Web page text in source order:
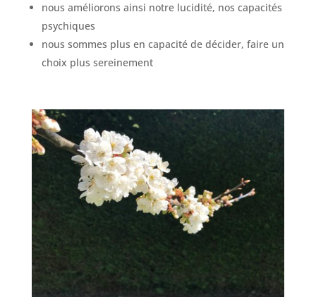
nous améliorons ainsi notre lucidité, nos capacités
psychiques
nous sommes plus en capacité de décider, faire un
choix plus sereinement